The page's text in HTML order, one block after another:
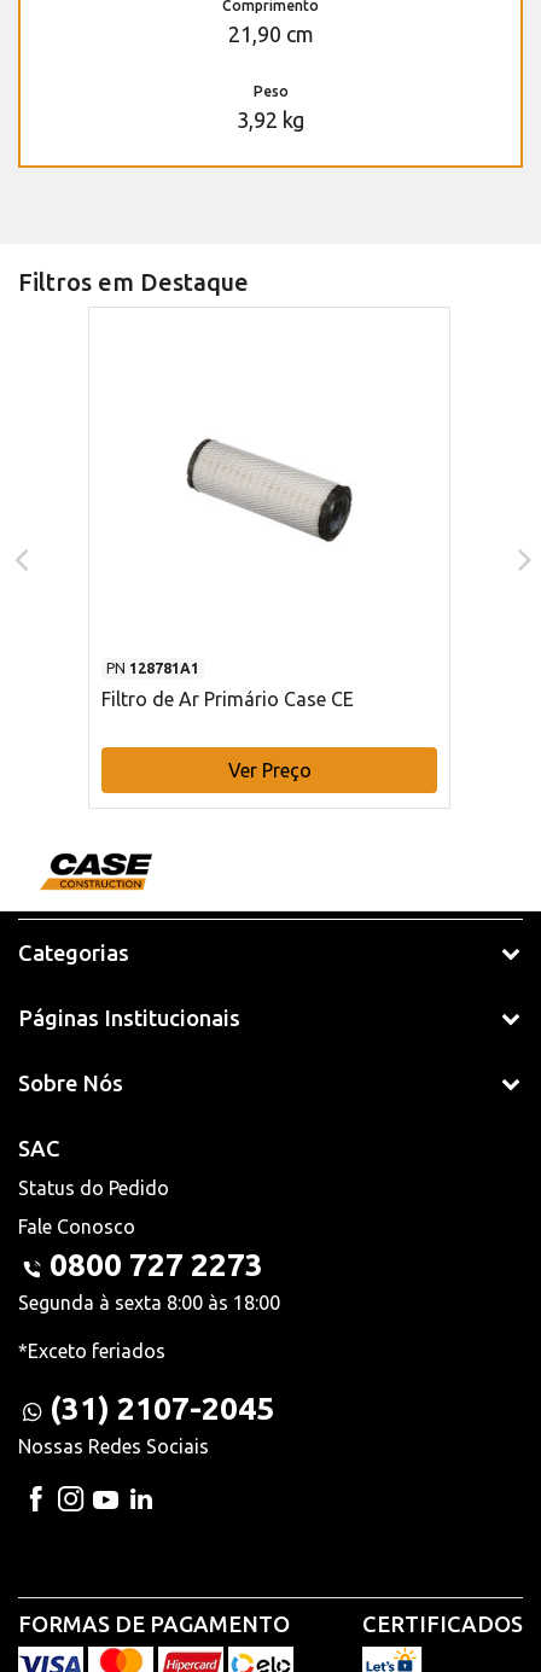
Comprimento
21,90 cm
Peso
3,92 kg
Filtros em Destaque
PN 128781A1
Filtro de Ar Primário Case CE
Ver Preço
Categorias
Páginas Institucionais
Sobre Nós
SAC
Status do Pedido
Fale Conosco
0800 727 2273
Segunda à sexta 8:00 às 18:00
*Exceto feriados
(31) 2107-2045
Nossas Redes Sociais
FORMAS DE PAGAMENTO CERTIFICADOS